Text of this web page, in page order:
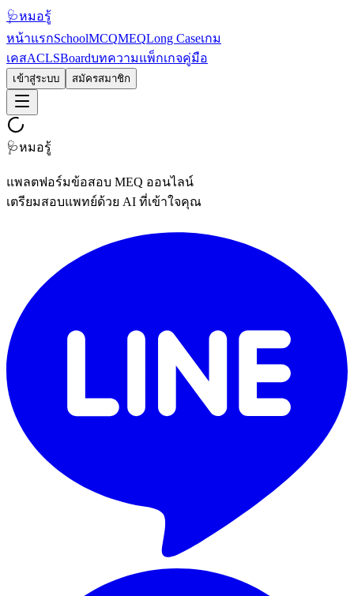
🩺หมอรู้
หน้าแรกSchoolMCQMEQLong Caseเกม
เคสACLSBoardบทความแพ็กเกจคู่มือ
เข้าสู่ระบบ สมัครสมาชิก
🩺หมอรู้
แพลตฟอร์มข้อสอบ MEQ ออนไลน์
เตรียมสอบแพทย์ด้วย AI ที่เข้าใจคุณ